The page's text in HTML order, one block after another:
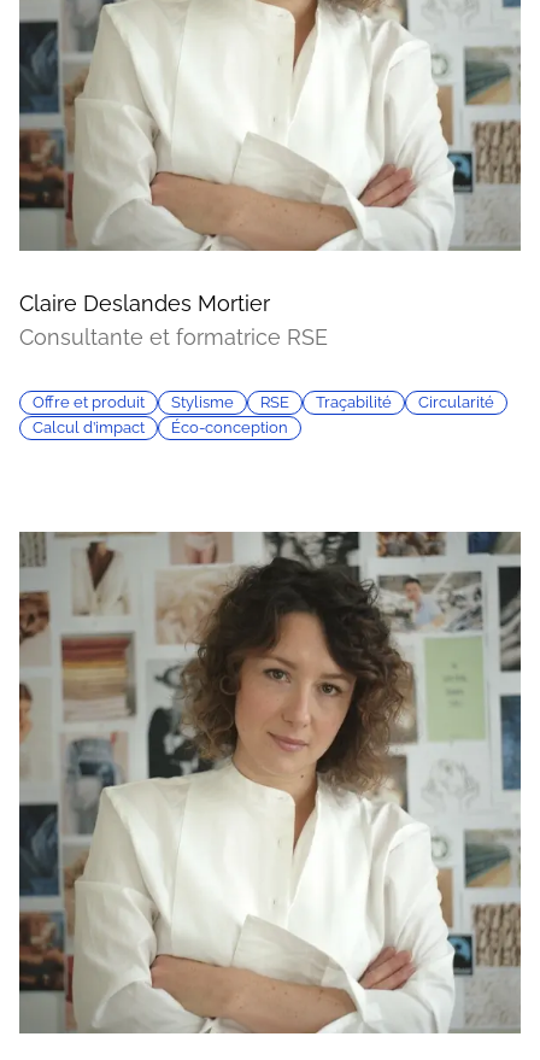
Claire Deslandes Mortier
Consultante et formatrice RSE
Offre et produit Stylisme RSE Traçabilité
Circularité
Calcul d’impact
Éco-conception